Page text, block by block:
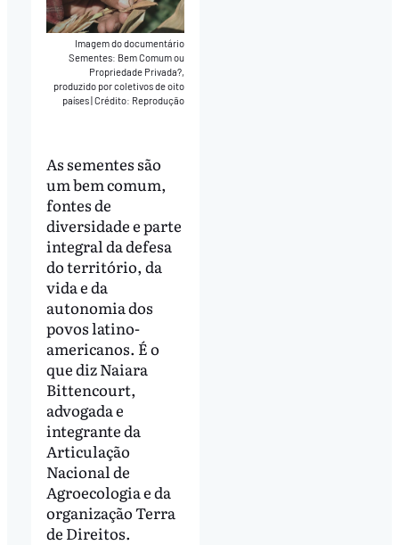
Imagem do documentário
Sementes: Bem Comum ou
Propriedade Privada?,
produzido por coletivos de oito
países|Crédito: Reprodução
As sementes são
um bem comum,
fontes de
diversidade e parte
integral da defesa
do território, da
vida e da
autonomia dos
povos latino-
americanos. É o
que diz Naiara
Bittencourt,
advogada e
integrante da
Articulação
Nacional de
Agroecologia e da
organização Terra
de Direitos.